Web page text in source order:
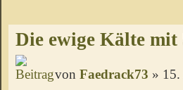
Die ewige Kälte mit
von Faedrack73 »